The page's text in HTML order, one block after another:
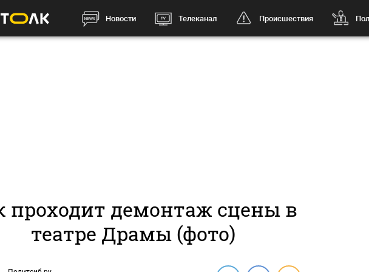
Новости Телеканал Происшествия
проходит демонтаж сцены в
театре Драмы (фото)